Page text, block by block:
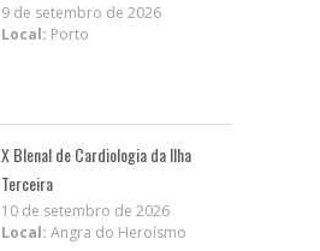
9 de setembro de 2026
Local: Porto
X BIenal de Cardiologia da Ilha
Terceira
10 de setembro de 2026
Local: Angra do Heroísmo